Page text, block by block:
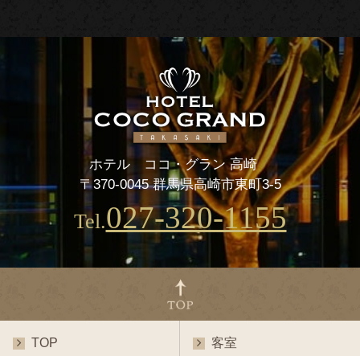
ホテル ココ・グラン 高崎
〒370-0045 群馬県高崎市東町3-5
Tel.027-320-1155
TOP 客室